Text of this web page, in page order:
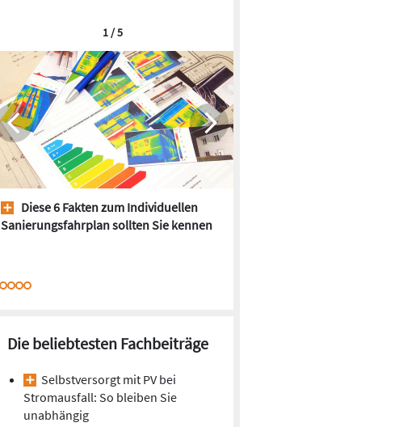
Diese 6 Fakten zum Individuellen
Sanierungsfahrplan sollten Sie kennen
1 / 5
Die beliebtesten Fachbeiträge
Selbstversorgt mit PV bei
Stromausfall: So bleiben Sie
unabhängig